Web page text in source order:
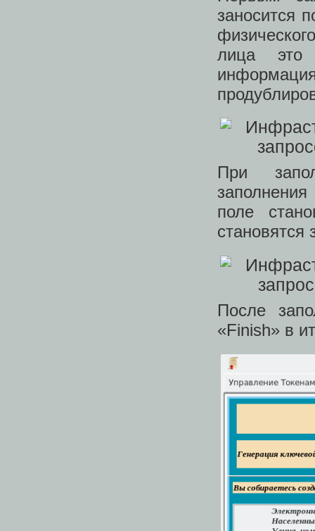
заносится
лица это
При
поле
становятся
После
«Finish» в